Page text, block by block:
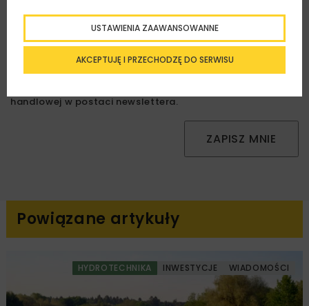
Zapoznałam/em się zPolityką Prywatnościi
handlowej w postaci newslettera.
ZAPISZ MNIE
Powiązane artykuły
HYDROTECHNIKA INWESTYCJE WIADOMOŚCI
AKCEPTUJĘ I PRZECHODZĘ DO SERWISU
USTAWIENIA ZAAWANSOWANNE